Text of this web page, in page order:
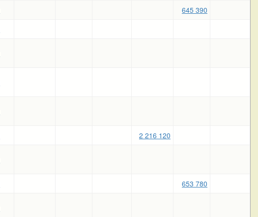
645 390
2 216 120
653 780